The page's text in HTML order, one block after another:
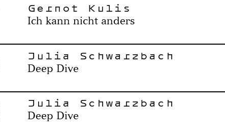
Gernot Kulis
Ich kann nicht anders
Julia Schwarzbach
Deep Dive
Julia Schwarzbach
Deep Dive